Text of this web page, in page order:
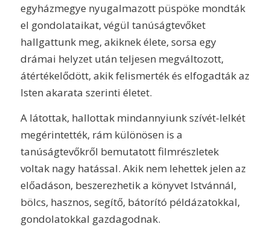
egyházmegye nyugalmazott püspöke mondták
el gondolataikat, végül tanúságtevőket
hallgattunk meg, akiknek élete, sorsa egy
drámai helyzet után teljesen megváltozott,
átértékelődött, akik felismerték és elfogadták az
Isten akarata szerinti életet.
A látottak, hallottak mindannyiunk szívét-lelkét
megérintették, rám különösen is a
tanúságtevőkről bemutatott filmrészletek
voltak nagy hatással. Akik nem lehettek jelen az
előadáson, beszerezhetik a könyvet Istvánnál,
bölcs, hasznos, segítő, bátorító példázatokkal,
gondolatokkal gazdagodnak.